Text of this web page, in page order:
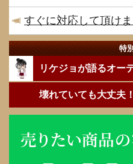
すぐに対応して頂けま
特
リケジョが語るオー
壊れていても大丈夫